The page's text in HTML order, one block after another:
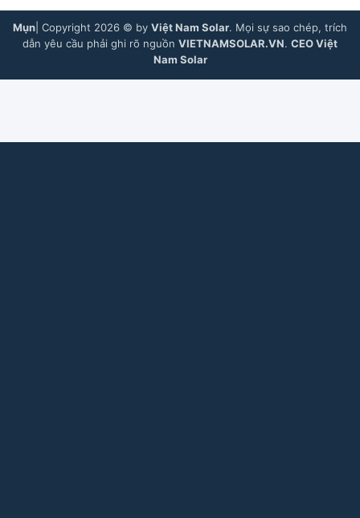
Mụn | Copyright 2026 © by Việt Nam Solar. Mọi sự sao chép, trích
dẫn yêu cầu phải ghi rõ nguồn VIETNAMSOLAR.VN. CEO Việt
Nam Solar